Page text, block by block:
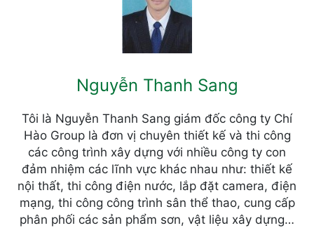
Nguyễn Thanh Sang
Tôi là Nguyễn Thanh Sang giám đốc công ty Chí
Hào Group là đơn vị chuyên thiết kế và thi công
các công trình xây dựng với nhiều công ty con
đảm nhiệm các lĩnh vực khác nhau như: thiết kế
nội thất, thi công điện nước, lắp đặt camera, điện
mạng, thi công công trình sân thể thao, cung cấp
phân phối các sản phẩm sơn, vật liệu xây dựng…